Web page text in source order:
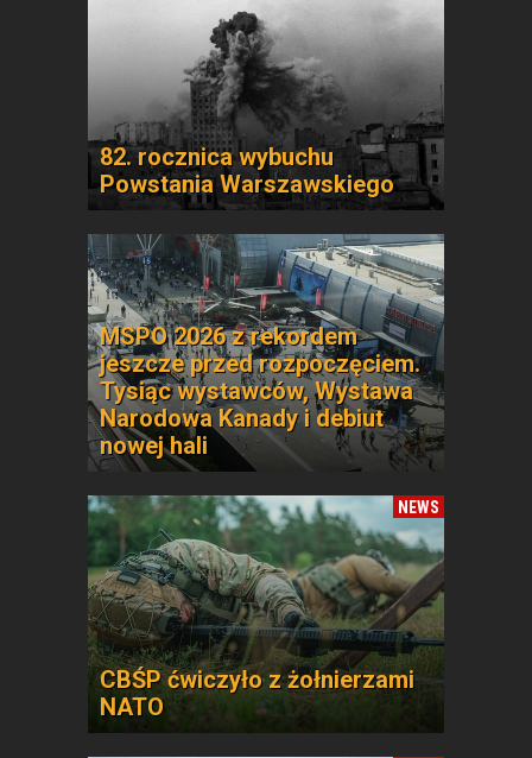
82. rocznica wybuchu
Powstania Warszawskiego
MSPO 2026 z rekordem
jeszcze przed rozpoczęciem.
Tysiąc wystawców, Wystawa
Narodowa Kanady i debiut
nowej hali
NEWS
CBŚP ćwiczyło z żołnierzami
NATO